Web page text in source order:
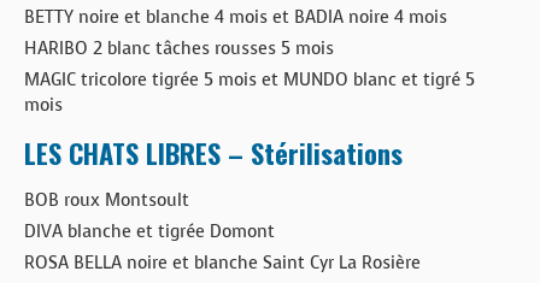
BETTY noire et blanche 4 mois et BADIA noire 4 mois
HARIBO 2 blanc tâches rousses 5 mois
MAGIC tricolore tigrée 5 mois et MUNDO blanc et tigré 5
mois
LES CHATS LIBRES – Stérilisations
BOB roux Montsoult
DIVA blanche et tigrée Domont
ROSA BELLA noire et blanche Saint Cyr La Rosière